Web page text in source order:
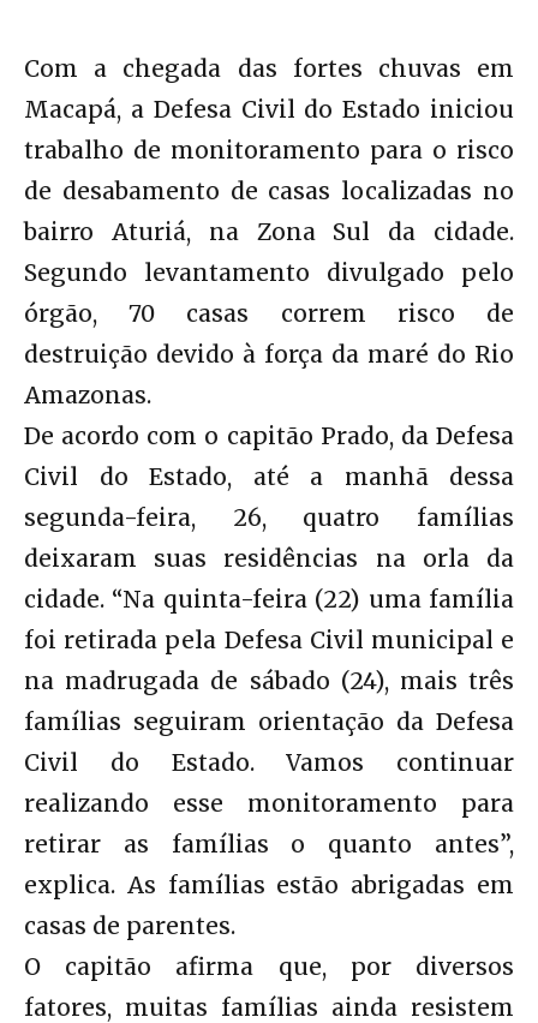
Com a chegada das fortes chuvas em
Macapá, a Defesa Civil do Estado iniciou
trabalho de monitoramento para o risco
de desabamento de casas localizadas no
bairro Aturiá, na Zona Sul da cidade.
Segundo levantamento divulgado pelo
órgão, 70 casas correm risco de
destruição devido à força da maré do Rio
Amazonas.
De acordo com o capitão Prado, da Defesa
Civil do Estado, até a manhã dessa
segunda-feira, 26, quatro famílias
deixaram suas residências na orla da
cidade. “Na quinta-feira (22) uma família
foi retirada pela Defesa Civil municipal e
na madrugada de sábado (24), mais três
famílias seguiram orientação da Defesa
Civil do Estado. Vamos continuar
realizando esse monitoramento para
retirar as famílias o quanto antes”,
explica. As famílias estão abrigadas em
casas de parentes.
O capitão afirma que, por diversos
fatores, muitas famílias ainda resistem